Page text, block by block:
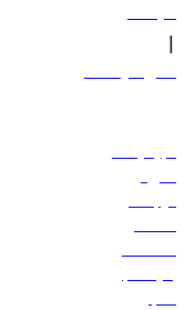
سياساتنا
|
الشروط والأحكام
حجز الرحلات
العروض
الوجهات
الأمتعة
المساعدة
إدارة الحجز
الأخبار